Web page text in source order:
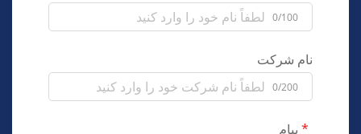
0/100
نام شرکت
0/200
پیام